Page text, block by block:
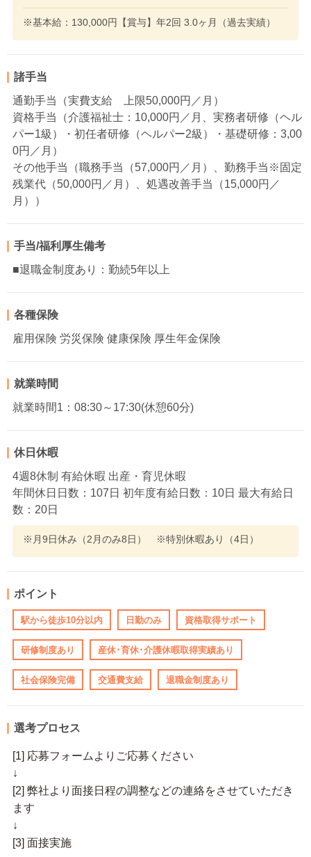
※基本給：130,000円【賞与】年2回 3.0ヶ月（過去実績）
諸手当
通勤手当（実費支給 上限50,000円／月）
資格手当（介護福祉士：10,000円／月、実務者研修（ヘル
パー1級）・初任者研修（ヘルパー2級）・基礎研修：3,00
0円／月）
その他手当（職務手当（57,000円／月）、勤務手当※固定
残業代（50,000円／月）、処遇改善手当（15,000円／
月））
手当/福利厚生備考
■退職金制度あり：勤続5年以上
各種保険
雇用保険 労災保険 健康保険 厚生年金保険
就業時間
就業時間1：08:30～17:30(休憩60分)
休日休暇
4週8休制 有給休暇 出産・育児休暇
年間休日日数：107日 初年度有給日数：10日 最大有給日
数：20日
※月9日休み（2月のみ8日） ※特別休暇あり（4日）
ポイント
駅から徒歩10分以内 日勤のみ 資格取得サポート
研修制度あり 産休･育休･介護休暇取得実績あり
社会保険完備 交通費支給 退職金制度あり
選考プロセス
[1] 応募フォームよりご応募ください
↓
[2] 弊社より面接日程の調整などの連絡をさせていただき
ます
↓
[3] 面接実施